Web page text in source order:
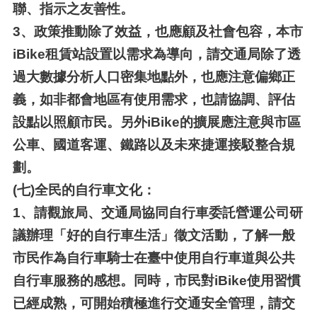
聯、指示之友善性。
3、 政策推動除了效益，也應顧及社會包容，本市
iBike租賃站設置以需求為導向，請交通局除了透
過大數據分析人口密集地點外，也應注意偏鄉正
義，如非都會地區有使用需求，也請協調、評估
設點以照顧市民。另外iBike的擴展應注意與市區
公車、國道客運、鐵路以及未來捷運接駁整合規
劃。
(七)全民的自行車文化：
1、 請觀旅局、交通局協同自行車委託營運公司研
議辦理「好的自行車生活」徵文活動，了解一般
市民作為自行車騎士在臺中使用自行車道與公共
自行車服務的感想。同時，市民對iBike使用習慣
已經成熟，可開始積極進行交通安全管理，請交